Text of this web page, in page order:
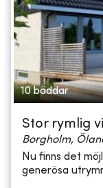
10 bäddar
Stor rymlig
Borgholm,
Nu finns det
generösa